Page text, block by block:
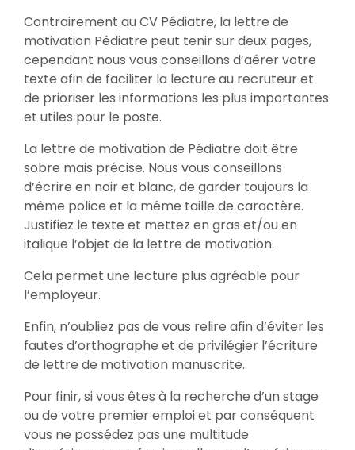
Contrairement au CV Pédiatre, la lettre de
motivation Pédiatre peut tenir sur deux pages,
cependant nous vous conseillons d’aérer votre
texte afin de faciliter la lecture au recruteur et
de prioriser les informations les plus importantes
et utiles pour le poste.
La lettre de motivation de Pédiatre doit être
sobre mais précise. Nous vous conseillons
d’écrire en noir et blanc, de garder toujours la
même police et la même taille de caractère.
Justifiez le texte et mettez en gras et/ou en
italique l’objet de la lettre de motivation.
Cela permet une lecture plus agréable pour
l’employeur.
Enfin, n’oubliez pas de vous relire afin d’éviter les
fautes d’orthographe et de privilégier l’écriture
de lettre de motivation manuscrite.
Pour finir, si vous êtes à la recherche d’un stage
ou de votre premier emploi et par conséquent
vous ne possédez pas une multitude